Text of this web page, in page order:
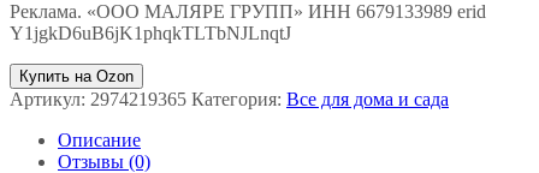
Реклама. «ООО МАЛЯРЕ ГРУПП» ИНН 6679133989 erid
Y1jgkD6uB6jK1phqkTLTbNJLnqtJ
Купить на Ozon
Артикул: 2974219365 Категория: Все для дома и сада
Описание
Отзывы (0)